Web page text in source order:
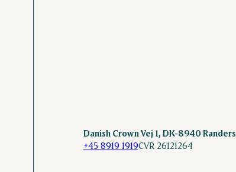
Danish Crown Vej 1, DK-8940 Randers
+45 8919 1919CVR 26121264